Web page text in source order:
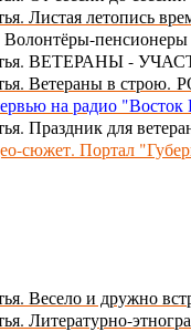
Листая летопись
Волонтёры-
ВЕТЕРАНЫ -
Ветераны в строю.
на радио
Праздник для
сюжет. Портал
Весело и дружно
Литературно-